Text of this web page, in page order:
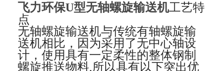
飞力环保U型无轴螺旋输送机工艺特
点
无轴螺旋输送机与传统有轴螺旋输
送机相比，因为采用了无中心轴设
计，使用具有一定柔性的整体钢制
螺旋推送物料,所以具有以下突出优